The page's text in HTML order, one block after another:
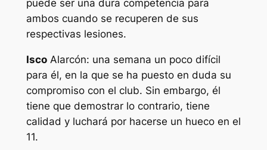
puede ser una dura competencia para
ambos cuando se recuperen de sus
respectivas lesiones.
IscoAlarcón: una semana un poco difícil
para él, en la que se ha puesto en duda su
compromiso con el club. Sin embargo, él
tiene que demostrar lo contrario, tiene
calidad y luchará por hacerse un hueco en el
11.